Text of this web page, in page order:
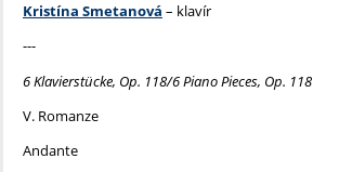
Kristína Smetanová – klavír
---
6 Klavierstücke, Op. 118/6 Piano Pieces, Op. 118
V. Romanze
Andante